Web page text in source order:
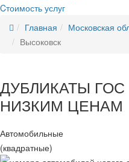
Cтоимость услуг
Главная
Московская
Высоковск
ДУБЛИКАТЫ
НИЗКИМ ЦЕНАМ
Автомобильные
(квадратные)